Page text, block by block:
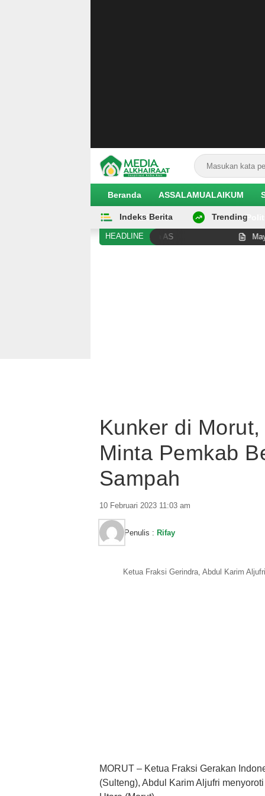
Beranda ASSALAMUALAIKUM
EKOBIS
Indeks Berita Trending
HEADLINE
Senator Muslim Pertama AS Mayat
Kunker di
Minta Pemkab
Sampah
10 Februari 2023 11:03 am
Penulis : Rifay
Ketua Fraksi Gerindra, Abdul Karim
MORUT – Ketua Fraksi Gerakan
(Sulteng), Abdul Karim Aljufri